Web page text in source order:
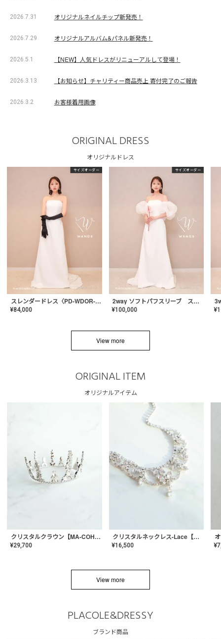
2026.7.31 オリジナルネイルチップ新発売！
2026.7.29 オリジナルアルバム&パネル新発売！
2026.5.1 【NEW】人気ドレスがリニューアルして登場！
2026.3.13 【お知らせ】チャリティー商品売上 寄付完了のご報告
2026.3.2 お客様着用画像
ORIGINAL DRESS
オリジナルドレス
サイズオーダー
スレンダードレス〈PD-WDOR-2110〉
¥84,000
サイズオーダー
2way ソフトパフスリーブ スレンダードレス〈PD-WDOR-2112〉
¥100,000 ¥
View more
ORIGINAL ITEM
オリジナルアイテム
クリスタルクラウン【MA-COHD-01】韓国風クラウン/ウェディングクラウン/ティアラ
¥29,700
クリスタルネックレス-Lace【MA-CONL-02】
¥16,500 ¥
View more
PLACOLE&DRESSY
ブランド商品